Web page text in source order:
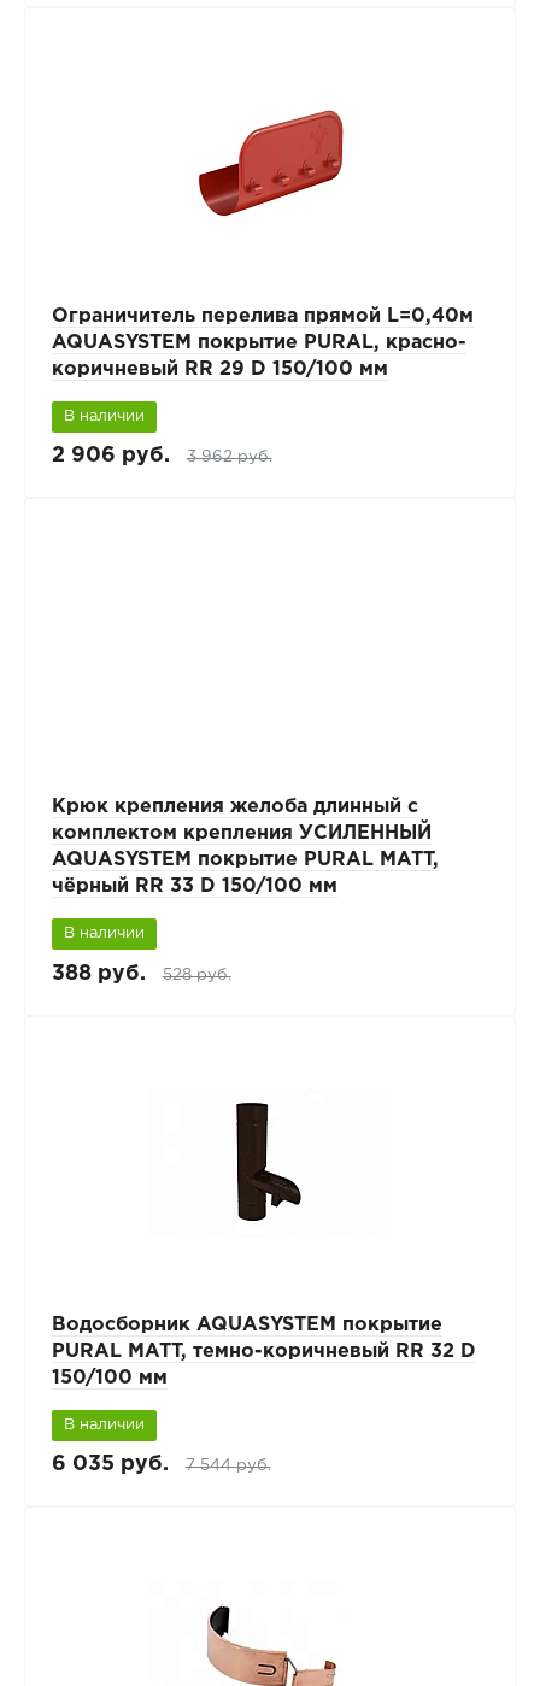
Ограничитель перелива прямой L=0,40м
AQUASYSTEM покрытие PURAL, красно-
коричневый RR 29 D 150/100 мм
В наличии
2 906 руб. 3 962 руб.
Крюк крепления желоба длинный с
комплектом крепления УСИЛЕННЫЙ
AQUASYSTEM покрытие PURAL MATT,
чёрный RR 33 D 150/100 мм
В наличии
388 руб. 528 руб.
Водосборник AQUASYSTEM покрытие
PURAL MATT, темно-коричневый RR 32 D
150/100 мм
В наличии
6 035 руб. 7 544 руб.